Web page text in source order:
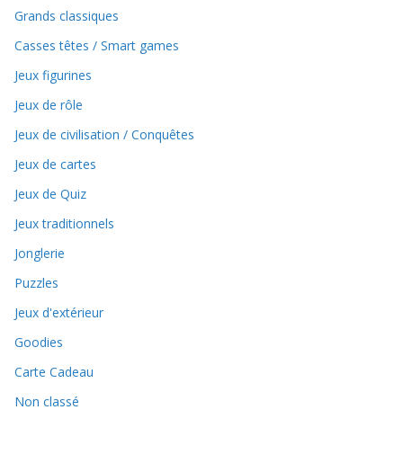
Grands classiques
Casses têtes / Smart games
Jeux figurines
Jeux de rôle
Jeux de civilisation / Conquêtes
Jeux de cartes
Jeux de Quiz
Jeux traditionnels
Jonglerie
Puzzles
Jeux d'extérieur
Goodies
Carte Cadeau
Non classé